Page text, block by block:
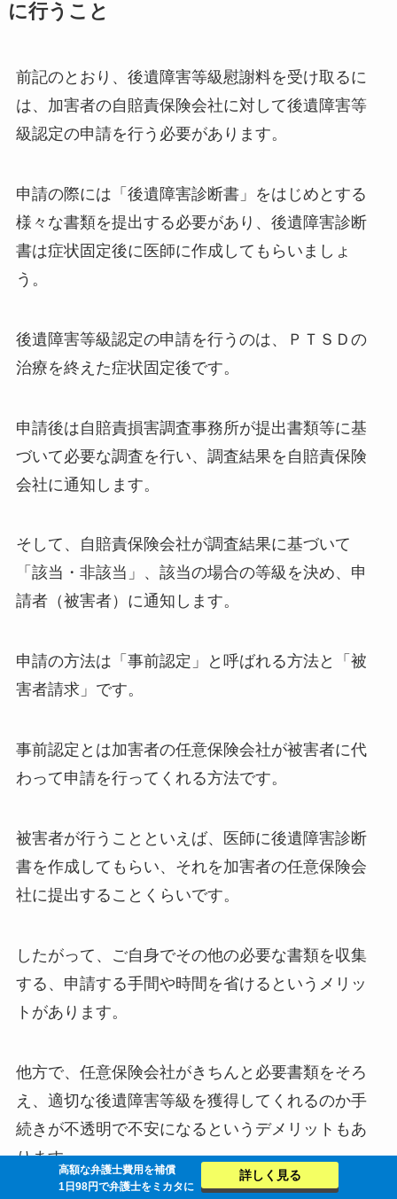
に行うこと
前記のとおり、後遺障害等級慰謝料を受け取るに
は、加害者の自賠責保険会社に対して後遺障害等
級認定の申請を行う必要があります。
申請の際には「後遺障害診断書」をはじめとする
様々な書類を提出する必要があり、後遺障害診断
書は症状固定後に医師に作成してもらいましょ
う。
後遺障害等級認定の申請を行うのは、ＰＴＳＤの
治療を終えた症状固定後です。
申請後は自賠責損害調査事務所が提出書類等に基
づいて必要な調査を行い、調査結果を自賠責保険
会社に通知します。
そして、自賠責保険会社が調査結果に基づいて
「該当・非該当」、該当の場合の等級を決め、申
請者（被害者）に通知します。
申請の方法は「事前認定」と呼ばれる方法と「被
害者請求」です。
事前認定とは加害者の任意保険会社が被害者に代
わって申請を行ってくれる方法です。
被害者が行うことといえば、医師に後遺障害診断
書を作成してもらい、それを加害者の任意保険会
社に提出することくらいです。
したがって、ご自身でその他の必要な書類を収集
する、申請する手間や時間を省けるというメリッ
トがあります。
他方で、任意保険会社がきちんと必要書類をそろ
え、適切な後遺障害等級を獲得してくれるのか手
続きが不透明で不安になるというデメリットもあ
ります。
高額な弁護士費用を補償
1日98円で弁護士をミカタに
詳しく見る